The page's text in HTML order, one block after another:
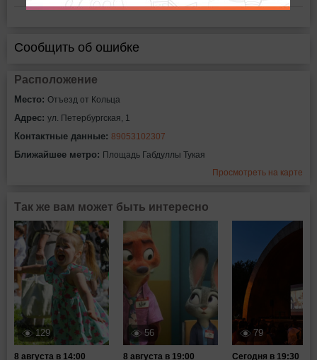
Сообщить об ошибке
Расположение
Место: Отъезд от Кольца
Адрес: ул. Петербургская, 1
Контактные данные: 89053102307
Ближайшее метро: Площадь Габдуллы Тукая
Просмотреть на карте
Так же вам может быть интересно
129
8 августа в 14:00
56
8 августа в 19:00
79
Сегодня в 19:30